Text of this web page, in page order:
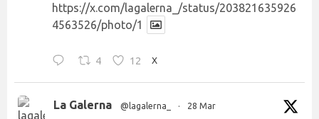
https://x.com/lagalerna_/status/203821635926
4563526/photo/1
4 12 X
La Galerna @lagalerna_ · 28 Mar